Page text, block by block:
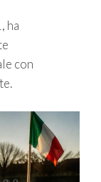
ha
con